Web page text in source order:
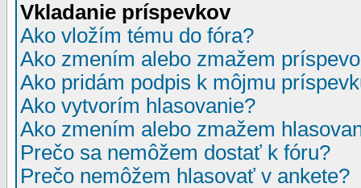
Vkladanie príspevkov
Ako vložím tému do fóra?
Ako zmením alebo zmažem
Ako pridám podpis k môjmu
Ako vytvorím hlasovanie?
Ako zmením alebo zmažem
Prečo sa nemôžem dostať k fóru?
Prečo nemôžem hlasovať v ankete?